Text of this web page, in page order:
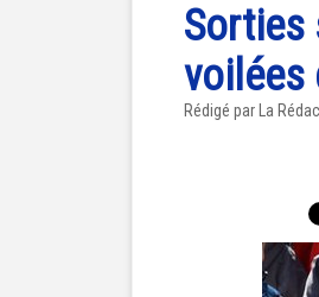
Sorties
voilées
Rédigé par La